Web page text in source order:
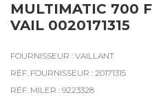
MULTIMATIC 700
VAIL 0020171315
FOURNISSEUR : VAILLANT
RÉF. FOURNISSEUR : 20171315
RÉF. MILER : 9223328